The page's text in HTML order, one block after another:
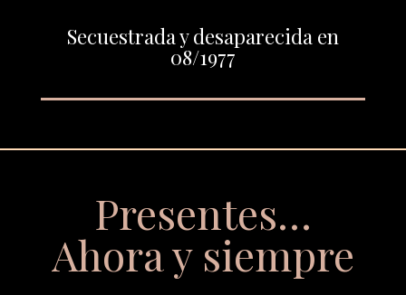
Secuestrada y desaparecida en
08/1977
Presentes…
Ahora y siempre